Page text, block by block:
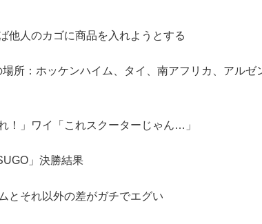
台超 7月
援を申し
ワンピース尾田っち「僕とその辺の
不満で。」
様ｗｗｗｗｗ
【VTuber】望月ほぐの、10万人記
他人のカゴに商品を入れようとする
所：ホッケンハイム、タイ、南アフリカ、アルゼ
！」ワイ「これスクーターじゃん…」
」決勝結果
とそれ以外の差がガチでエグい